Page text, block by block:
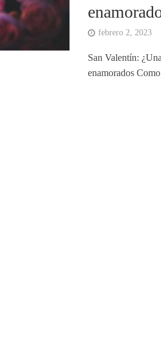
febrero 2, 2023
San Valentín:
enamorados